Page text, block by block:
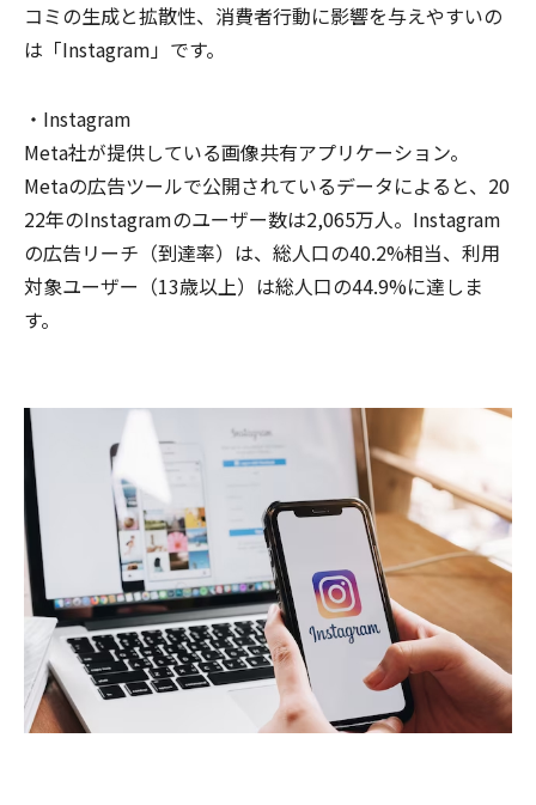
コミの生成と拡散性、消費者行動に影響を与えやすいの
は「Instagram」です。
・Instagram
Meta社が提供している画像共有アプリケーション。
Metaの広告ツールで公開されているデータによると、20
22年のInstagramのユーザー数は2,065万人。Instagram
の広告リーチ（到達率）は、総人口の40.2%相当、利用
対象ユーザー（13歳以上）は総人口の44.9%に達しま
す。